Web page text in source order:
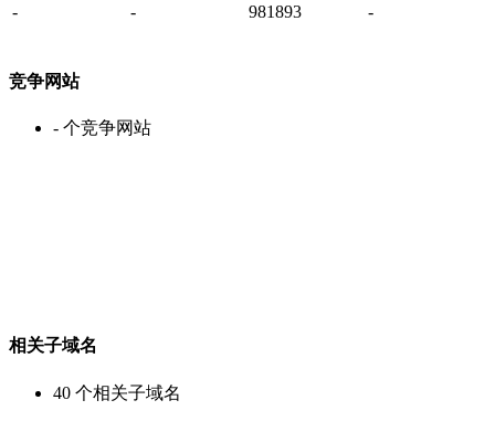
-
- 981893 -
竞争网站
- 个竞争网站
相关子域名
40 个相关子域名